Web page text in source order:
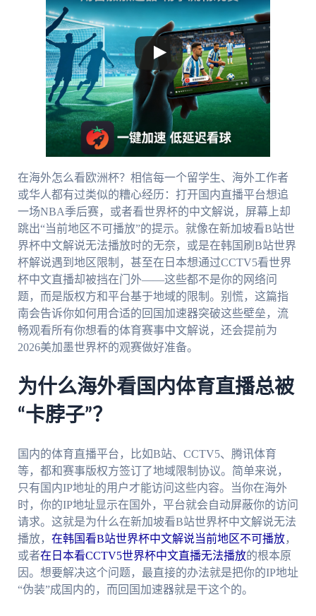
在海外怎么看欧洲杯？相信每一个留学生、海外工作者
或华人都有过类似的糟心经历：打开国内直播平台想追
一场NBA季后赛，或者看世界杯的中文解说，屏幕上却
跳出“当前地区不可播放”的提示。就像在新加坡看B站世
界杯中文解说无法播放时的无奈，或是在韩国刷B站世界
杯解说遇到地区限制，甚至在日本想通过CCTV5看世界
杯中文直播却被挡在门外——这些都不是你的网络问
题，而是版权方和平台基于地域的限制。别慌，这篇指
南会告诉你如何用合适的回国加速器突破这些壁垒，流
畅观看所有你想看的体育赛事中文解说，还会提前为
2026美加墨世界杯的观赛做好准备。
为什么海外看国内体育直播总被
“卡脖子”？
国内的体育直播平台，比如B站、CCTV5、腾讯体育
等，都和赛事版权方签订了地域限制协议。简单来说，
只有国内IP地址的用户才能访问这些内容。当你在海外
时，你的IP地址显示在国外，平台就会自动屏蔽你的访问
请求。这就是为什么在新加坡看B站世界杯中文解说无法
播放， 在韩国看B站世界杯中文解说当前地区不可播放，
或者在日本看CCTV5世界杯中文直播无法播放的根本原
因。想要解决这个问题，最直接的办法就是把你的IP地址
“伪装”成国内的，而回国加速器就是干这个的。